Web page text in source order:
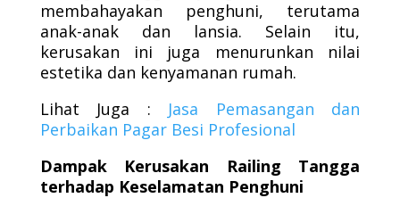
membahayakan penghuni, terutama
anak-anak dan lansia. Selain itu,
kerusakan ini juga menurunkan nilai
estetika dan kenyamanan rumah.
Lihat Juga : Jasa Pemasangan dan
Perbaikan Pagar Besi Profesional
Dampak Kerusakan Railing Tangga
terhadap Keselamatan Penghuni